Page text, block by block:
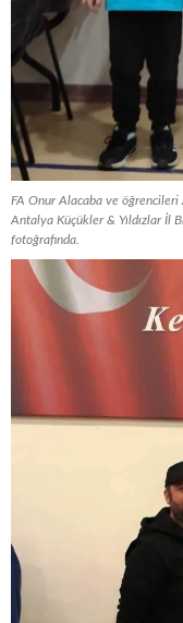
FA Onur Alacaba ve öğrencileri
Antalya Küçükler & Yıldızlar İl
fotoğrafında.